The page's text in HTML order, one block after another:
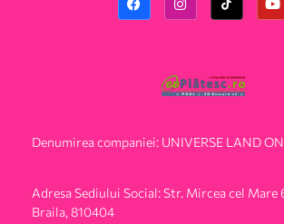
Denumirea companiei: UNIVERSE LAND
Adresa Sediului Social: Str. Mircea cel Mare
Braila, 810404